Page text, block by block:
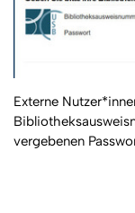
Externe
vergebenen